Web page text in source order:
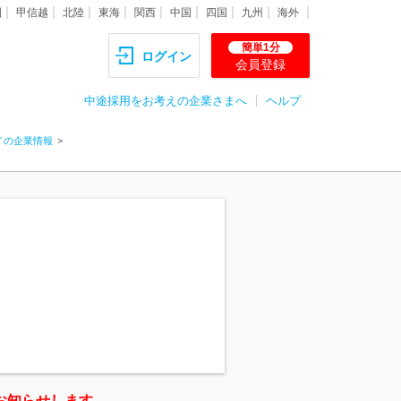
甲信越 北陸 東海 関西 中国 四国 九州 海外
ログイン
簡単1分
会員登録
中途採用をお考えの企業さまへ ヘルプ
の企業情報